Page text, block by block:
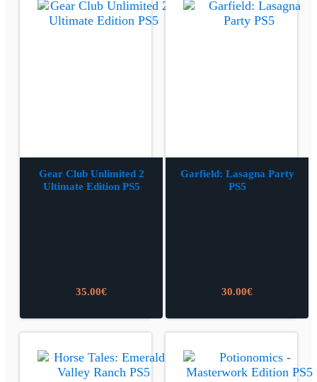
Gear Club Unlimited 2
Ultimate Edition PS5
35.00€
Garfield: Lasagna Party
PS5
30.00€